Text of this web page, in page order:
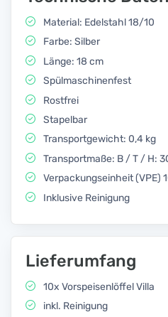
Material: Edelstahl 18/10
Farbe: Silber
Länge: 18 cm
Spülmaschinenfest
Rostfrei
Stapelbar
Transportgewicht: 0,4 kg
Transportmaße: B / T / H:
Verpackungseinheit (VPE)
Inklusive Reinigung
Lieferumfang
10x Vorspeisenlöffel Villa
inkl. Reinigung